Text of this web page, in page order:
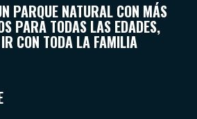
PARQUE NATURAL CON MÁS
PARA TODAS LAS EDADES,
CON TODA LA FAMILIA